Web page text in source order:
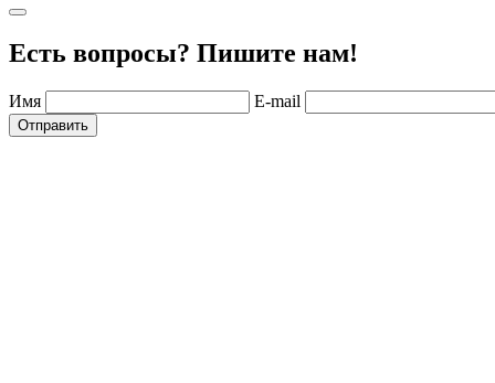
Есть вопросы? Пишите нам!
Имя E-mail